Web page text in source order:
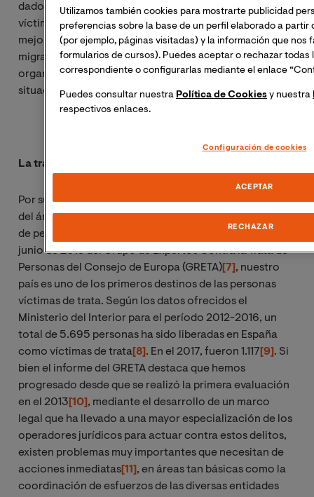
dado que muchas de las historias de las personas
víctimas de este delito, tienen detrás un deseo de poder
mejorar sus expectativas de vida. Para ello deben
migrar, cruzando fronteras o mares y las
organizaciones criminales se aprovechan de esta
situación con fines de explotación.
La trata de seres humanos en España
Por su posición geográfica, España es un Estado dentro
del área Schengen que recibe un número significante
de personas migrantes. De acuerdo con el informe de
junio de 2018 del Grupo de Expertos Contra la Trata de
Personas del Consejo de Europa (GRETA)[7] , nuestro
país es uno de los primeros destinos de las personas
víctimas de trata. Según los datos ofrecidos el
Ministerio del Interior para el período 2012-2016, un
total de 5.695 personas ha sido liberadas en España
como víctimas de trata[8] . En el 2017, fueron 1.117 [9] . Si
bien el informe del GRETA destaca que hemos
progresado desde que se realizó la primera evaluación
en el 2013 [10] , mediante el desarrollo de un marco
legal que ha llevado a una mayor especialización de los
operadores jurídicos para actuar contra estos delitos,
existen problemas muy importantes que necesitan de
acciones inmediatas[11] , en áreas tan básicas como la
coordinación de esfuerzos de las diversas entidades
Utilizamos también cookies para mostrarte publicidad
preferencias sobre la base de un perfil elaborado a partir
(por ejemplo, páginas visitadas) y la información que nos
formularios de cursos). Puedes aceptar o rechazar todas
correspondiente o configurarlas mediante el enlace
Puedes consultar nuestra Política de Cookies y nuestra
respectivos enlaces.
Configuración de cookies
RECHAZAR
ACEPTAR